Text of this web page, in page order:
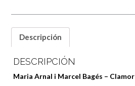
Descripción
DESCRIPCIÓN
Maria Arnal i Marcel Bagés – Clamor